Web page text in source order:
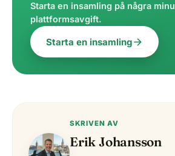
Starta en insamling på några
plattformsavgift.
Starta en insamlingarrow_forward
SKRIVEN AV
Erik Johansson